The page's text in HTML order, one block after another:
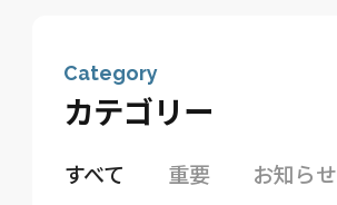
Category
カテゴリー
すべて 重要
お知らせ